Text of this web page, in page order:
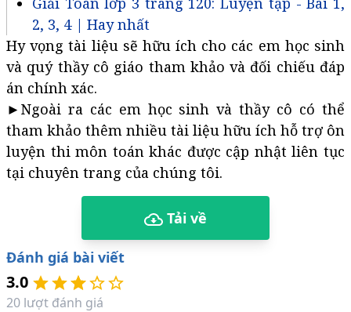
2, 3, 4 | Hay nhất
Hy vọng tài liệu sẽ hữu ích cho các em học sinh
và quý thầy cô giáo tham khảo và đối chiếu đáp
án chính xác.
►Ngoài ra các em học sinh và thầy cô có thể
tham khảo thêm nhiều tài liệu hữu ích hỗ trợ ôn
luyện thi môn toán khác được cập nhật liên tục
tại chuyên trang của chúng tôi.
Tải về
Đánh giá bài viết
3.0
20 lượt đánh giá